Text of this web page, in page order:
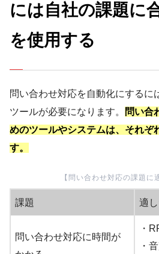
には自社の課題に
を使用する
問い合わせ対応を自動化にするに
ツールが必要になります。
問い合
めのツールやシステムは、それぞ
す。
【問い合わせ対応の課題に
課題 適
問い合わせ対応に時間が
・
・